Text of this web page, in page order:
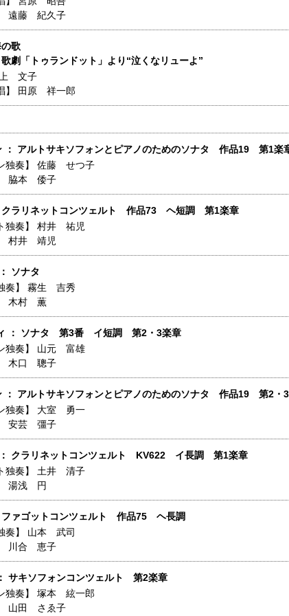
遠藤 紀久子
歌
劇「トゥランドット」より“泣くなリューよ”
文子
】
田原 祥一郎
： アルトサキソフォンとピアノのためのソナタ 作品19 第1楽
独奏】 佐藤 せつ子
脇本 倭子
クラリネットコンツェルト 作品73 ヘ短調 第1楽章
独奏】 村井 祐児
村井 靖児
ソナタ
奏】 霧生 吉秀
木村 薫
： ソナタ 第3番 イ短調 第2・3楽章
独奏】 山元 富雄
木口 聰子
： アルトサキソフォンとピアノのためのソナタ 作品19 第2・
独奏】 大室 勇一
安芸 彊子
： クラリネットコンツェルト KV622 イ長調 第1楽章
独奏】 土井 清子
湯浅 円
ファゴットコンツェルト 作品75 ヘ長調
奏】 山本 武司
川合 恵子
サキソフォンコンツェルト 第2楽章
独奏】 塚本 絃一郎
山田 さゑ子